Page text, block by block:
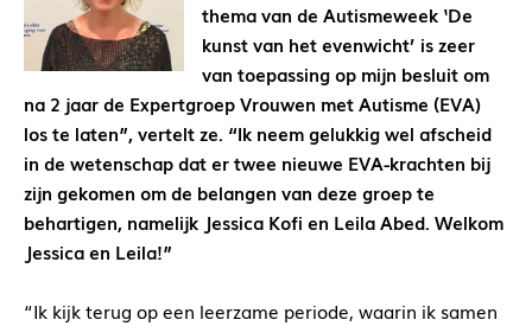
thema van de Autismeweek ‘De
kunst van het evenwicht’ is zeer
van toepassing op mijn besluit om
na 2 jaar de Expertgroep Vrouwen met Autisme (EVA)
los te laten”, vertelt ze. “Ik neem gelukkig wel afscheid
in de wetenschap dat er twee nieuwe EVA-krachten bij
zijn gekomen om de belangen van deze groep te
behartigen, namelijk Jessica Kofi en Leila Abed. Welkom
Jessica en Leila!”
“Ik kijk terug op een leerzame periode, waarin ik samen